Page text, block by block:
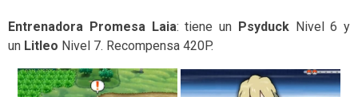
Entrenadora Promesa Laia: tiene un Psyduck Nivel 6 y
un Litleo Nivel 7. Recompensa 420P.